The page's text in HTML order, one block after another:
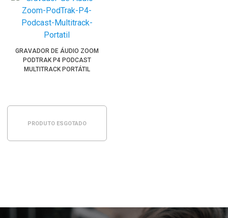
GRAVADOR DE ÁUDIO ZOOM
PODTRAK P4 PODCAST
MULTITRACK PORTÁTIL
PRODUTO ESGOTADO